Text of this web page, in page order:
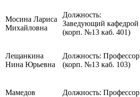
Мосина Лариса
Михайловна
Должность:
Заведующий кафедрой
(корп. №13 каб. 401)
Лещанкина
Нина Юрьевна
Должность: Профессор
(корп. №13 каб. 103)
Мамедов
Должность: Профессор